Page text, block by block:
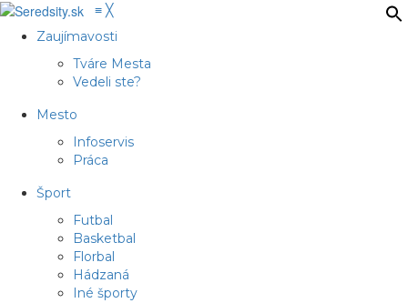
≡ ╳
Zaujímavosti
Tváre Mesta
Vedeli ste?
Mesto
Infoservis
Práca
Šport
Futbal
Basketbal
Florbal
Hádzaná
Iné športy